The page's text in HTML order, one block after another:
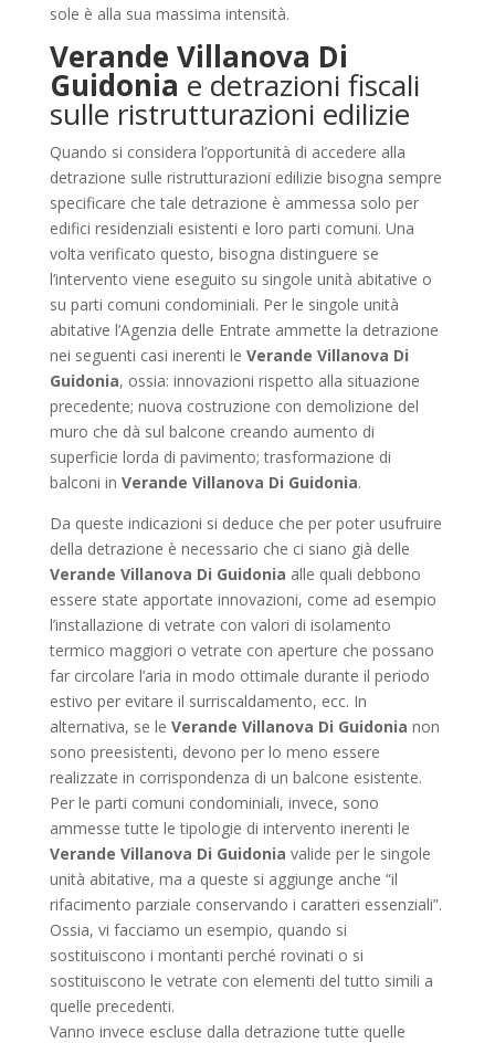
sole è alla sua massima intensità.
Verande Villanova Di
Guidonia e detrazioni fiscali
sulle ristrutturazioni edilizie
Quando si considera l’opportunità di accedere alla
detrazione sulle ristrutturazioni edilizie bisogna sempre
specificare che tale detrazione è ammessa solo per
edifici residenziali esistenti e loro parti comuni. Una
volta verificato questo, bisogna distinguere se
l’intervento viene eseguito su singole unità abitative o
su parti comuni condominiali. Per le singole unità
abitative l’Agenzia delle Entrate ammette la detrazione
nei seguenti casi inerenti le Verande Villanova Di
Guidonia, ossia: innovazioni rispetto alla situazione
precedente; nuova costruzione con demolizione del
muro che dà sul balcone creando aumento di
superficie lorda di pavimento; trasformazione di
balconi in Verande Villanova Di Guidonia.
Da queste indicazioni si deduce che per poter usufruire
della detrazione è necessario che ci siano già delle
Verande Villanova Di Guidonia alle quali debbono
essere state apportate innovazioni, come ad esempio
l’installazione di vetrate con valori di isolamento
termico maggiori o vetrate con aperture che possano
far circolare l’aria in modo ottimale durante il periodo
estivo per evitare il surriscaldamento, ecc. In
alternativa, se le Verande Villanova Di Guidonia non
sono preesistenti, devono per lo meno essere
realizzate in corrispondenza di un balcone esistente.
Per le parti comuni condominiali, invece, sono
ammesse tutte le tipologie di intervento inerenti le
Verande Villanova Di Guidonia valide per le singole
unità abitative, ma a queste si aggiunge anche “il
rifacimento parziale conservando i caratteri essenziali”.
Ossia, vi facciamo un esempio, quando si
sostituiscono i montanti perché rovinati o si
sostituiscono le vetrate con elementi del tutto simili a
quelle precedenti.
Vanno invece escluse dalla detrazione tutte quelle